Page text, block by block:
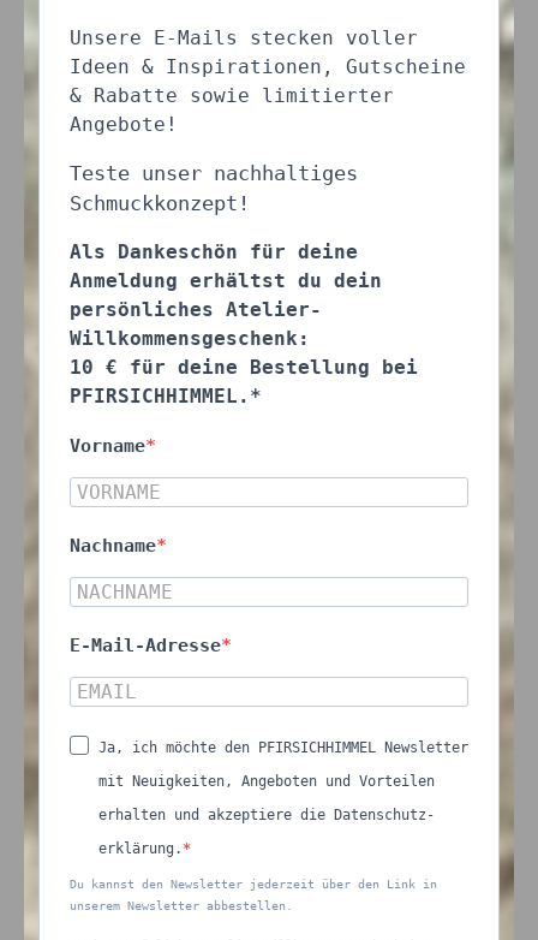
Unsere E-Mails stecken voller
Ideen & Inspirationen, Gutscheine
& Rabatte sowie limitierter
Angebote!
Teste unser nachhaltiges
Schmuckkonzept!
Als Dankeschön für deine
Anmeldung erhältst du dein
persönliches Atelier-
Willkommensgeschenk:
10 € für deine Bestellung bei
PFIRSICHHIMMEL.*
Vorname
Nachname
E-Mail-Adresse
Ja, ich möchte den PFIRSICHHIMMEL Newsletter
mit Neuigkeiten, Angeboten und Vorteilen
erhalten und akzeptiere die Datenschutz-
erklärung.
Du kannst den Newsletter jederzeit über den Link in
unserem Newsletter abbestellen.